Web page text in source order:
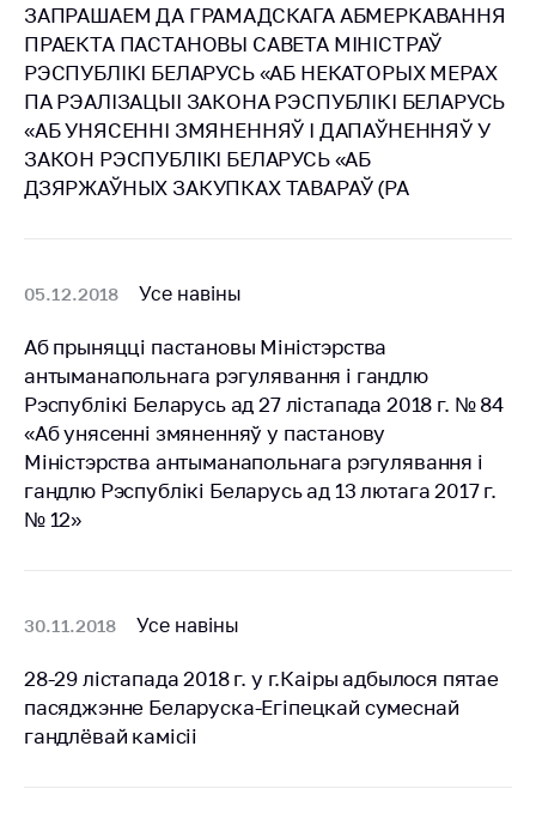
Прамая
тэлефонная лінія
Гарачая лінія
Электронныя
звароты
Паведаміць аб
Паведаміць аб
росце кошту на
медыцынскія
вырабы
Кантакты
Адрас і рэжым
працы
Прыёмная
Вышэйшы
дзяржаўны орган
ЗАПРАШАЕМ ДА ГРАМАДСКАГА АБМЕРКАВАННЯ
ПРАЕКТА ПАСТАНОВЫ САВЕТА МІНІСТРАЎ
РЭСПУБЛІКІ БЕЛАРУСЬ «АБ НЕКАТОРЫХ МЕРАХ
ПА РЭАЛІЗАЦЫІ ЗАКОНА РЭСПУБЛІКІ БЕЛАРУСЬ
«АБ УНЯСЕННI ЗМЯНЕННЯЎ I ДАПАЎНЕННЯЎ У
ЗАКОН РЭСПУБЛIКI БЕЛАРУСЬ «АБ
ДЗЯРЖАЎНЫХ ЗАКУПКАХ ТАВАРАЎ (РА
05.12.2018 Усе навіны
Аб прыняцці пастановы Міністэрства
антыманапольнага рэгулявання і гандлю
Рэспублікі Беларусь ад 27 лістапада 2018 г. № 84
«Аб унясенні змяненняў у пастанову
Міністэрства антыманапольнага рэгулявання і
гандлю Рэспублікі Беларусь ад 13 лютага 2017 г.
№ 12»
30.11.2018 Усе навіны
28-29 лістапада 2018 г. у г.Каіры адбылося пятае
пасяджэнне Беларуска-Егіпецкай сумеснай
гандлёвай камісіі